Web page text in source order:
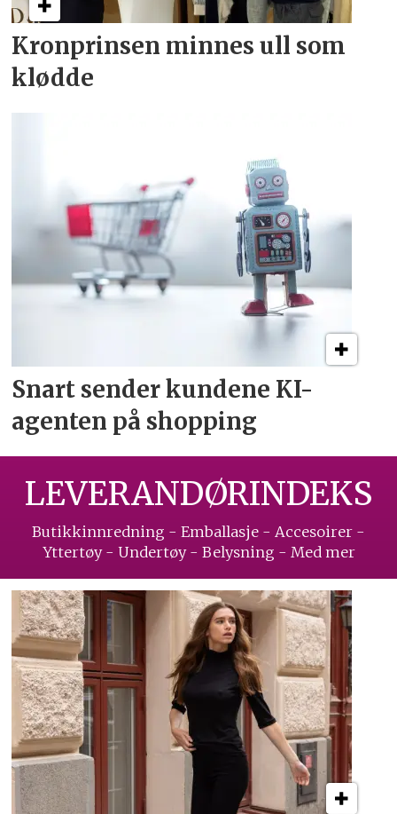
Kronprinsen minnes ull som
klødde
Snart sender kundene KI-
agenten på shopping
LEVERANDØRINDEKS
Butikkinnredning - Emballasje - Accesoirer -
Yttertøy - Undertøy - Belysning - Med mer